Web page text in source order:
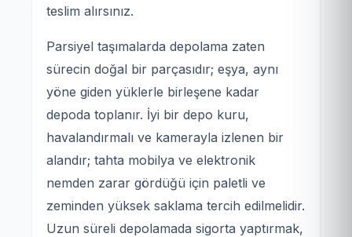
teslim alırsınız.
Parsiyel taşımalarda depolama zaten
sürecin doğal bir parçasıdır; eşya, aynı
yöne giden yüklerle birleşene kadar
depoda toplanır. İyi bir depo kuru,
havalandırmalı ve kamerayla izlenen bir
alandır; tahta mobilya ve elektronik
nemden zarar gördüğü için paletli ve
zeminden yüksek saklama tercih edilmelidir.
Uzun süreli depolamada sigorta yaptırmak,